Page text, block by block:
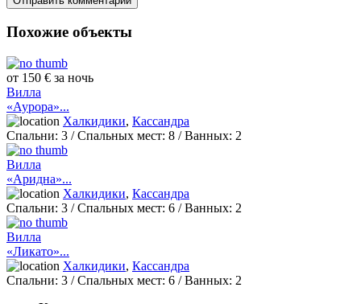
Похожие объекты
от 150 € за ночь
Вилла
«Аурора»...
Халкидики, Кассандра
Спальни: 3 / Спальных мест: 8 /Ванных: 2
Вилла
«Аридна»...
Халкидики, Кассандра
Спальни: 3 / Спальных мест: 6 /Ванных: 2
Вилла
«Ликато»...
Халкидики, Кассандра
Спальни: 3 / Спальных мест: 6 /Ванных: 2